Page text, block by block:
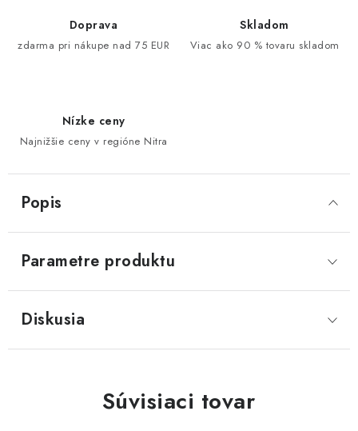
Doprava
zdarma pri nákupe nad 75 EUR
Skladom
Viac ako 90 % tovaru skladom
Nízke ceny
Najnižšie ceny v regióne Nitra
Popis
Parametre produktu
Diskusia
Súvisiaci tovar